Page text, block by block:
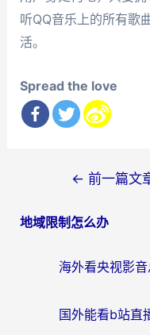
听QQ音乐上的所有歌
活。
Spread the love
导
← 前一篇文
地域限制怎么办